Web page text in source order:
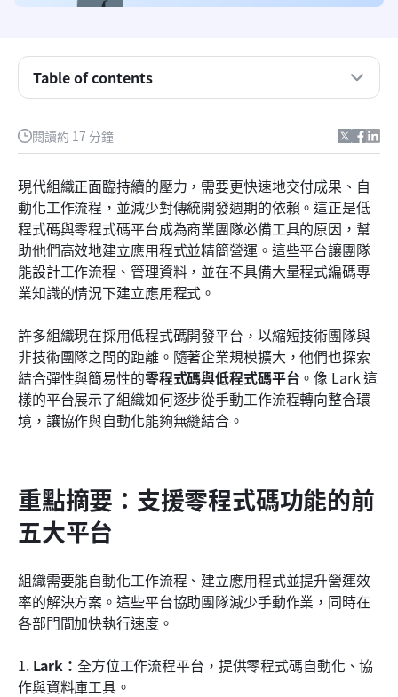
閱讀約 17 分鐘
現代組織正面臨持續的壓力，需要更快速地交付成果、自
動化工作流程，並減少對傳統開發週期的依賴。這正是低
程式碼與零程式碼平台成為商業團隊必備工具的原因，幫
助他們高效地建立應用程式並精簡營運。這些平台讓團隊
能設計工作流程、管理資料，並在不具備大量程式編碼專
業知識的情況下建立應用程式。
許多組織現在採用低程式碼開發平台，以縮短技術團隊與
非技術團隊之間的距離。隨著企業規模擴大，他們也探索
結合彈性與簡易性的零程式碼與低程式碼平台 。像 Lark 這
樣的平台展示了組織如何逐步從手動工作流程轉向整合環
境，讓協作與自動化能夠無縫結合。
重點摘要：支援零程式碼功能的前
五大平台
組織需要能自動化工作流程、建立應用程式並提升營運效
率的解決方案。這些平台協助團隊減少手動作業，同時在
各部門間加快執行速度。
1. Lark： 全方位工作流程平台，提供零程式碼自動化、協
作與資料庫工具。
Table of contents
重點摘要：支援零程式碼功能的前五大平台
提供低程式碼／無程式碼功能的五個平台快照
什麼是低程式碼或無程式碼平台？
低程式碼與零程式碼平台差異解析
商業團隊的15個頂尖低程式碼與零程式碼平台
如何選擇適合您需求的低程式碼或無程式碼平台
低程式碼與零程式碼平台在各團隊中的主要使用案例
結論
常見問題
相關閱讀